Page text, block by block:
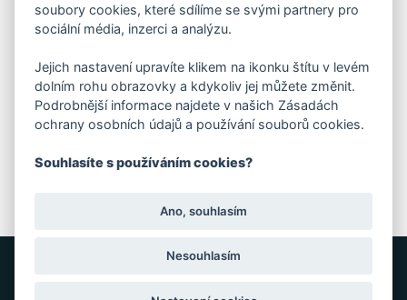
KORESP. ADRESA A SKLAD
Lutopecny 159 (areál bývalého ZD)
Kroměříž, 767 01
+420 725 017 295
soubory cookies, které sdílíme se svými partnery pro
sociální média, inzerci a analýzu.
Jejich nastavení upravíte klikem na ikonku štítu v levém
dolním rohu obrazovky a kdykoliv jej můžete změnit.
Podrobnější informace najdete v našich Zásadách
ochrany osobních údajů a používání souborů cookies.
Souhlasíte s používáním cookies?
Ano, souhlasím
Nesouhlasím